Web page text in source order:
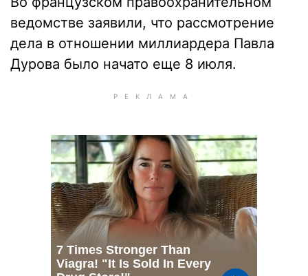
ведомстве заявили, что рассмотрение
дела в отношении миллиардера Павла
Дурова было начато еще 8 июля.